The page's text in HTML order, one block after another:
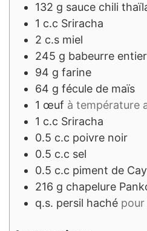
132 g sauce chili
1 c.c Sriracha
2 c.s miel
245 g babeurre entier
94 g farine
64 g fécule de maïs
1 œuf à température
1 c.c Sriracha
0.5 c.c poivre noir
0.5 c.c sel
0.5 c.c piment de
216 g chapelure
q.s. persil haché